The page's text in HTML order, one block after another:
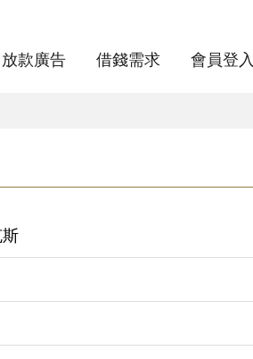
放款廣告 借錢需求 會員登入